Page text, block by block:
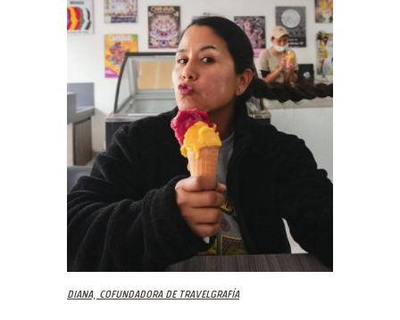
Diana, cofundadora de Travelgrafía